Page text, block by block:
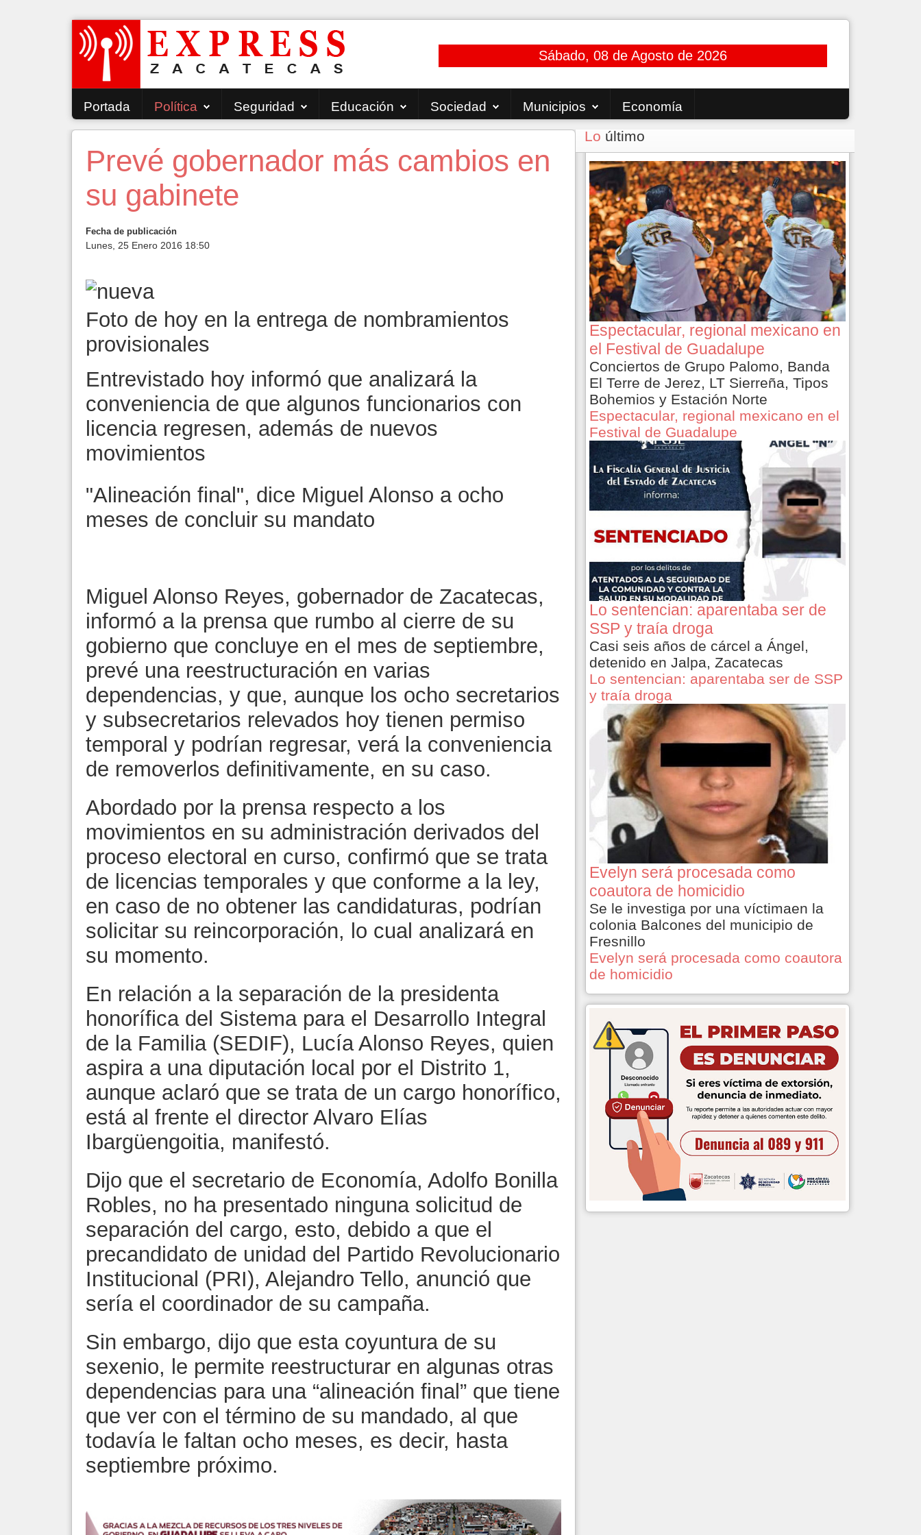
Sábado, 08 de Agosto de 2026
Portada Política Seguridad Educación Sociedad Municipios Economía
Prevé gobernador más cambios en
su gabinete
Fecha de publicación
Lunes, 25 Enero 2016 18:50
Foto de hoy en la entrega de nombramientos
provisionales
Entrevistado hoy informó que analizará la
conveniencia de que algunos funcionarios con
licencia regresen, además de nuevos
movimientos
"Alineación final", dice Miguel Alonso a ocho
meses de concluir su mandato
Miguel Alonso Reyes, gobernador de Zacatecas,
informó a la prensa que rumbo al cierre de su
gobierno que concluye en el mes de septiembre,
prevé una reestructuración en varias
dependencias, y que, aunque los ocho secretarios
y subsecretarios relevados hoy tienen permiso
temporal y podrían regresar, verá la conveniencia
de removerlos definitivamente, en su caso.
Abordado por la prensa respecto a los
movimientos en su administración derivados del
proceso electoral en curso, confirmó que se trata
de licencias temporales y que conforme a la ley,
en caso de no obtener las candidaturas, podrían
solicitar su reincorporación, lo cual analizará en
su momento.
En relación a la separación de la presidenta
honorífica del Sistema para el Desarrollo Integral
de la Familia (SEDIF), Lucía Alonso Reyes, quien
aspira a una diputación local por el Distrito 1,
aunque aclaró que se trata de un cargo honorífico,
está al frente el director Alvaro Elías
Ibargüengoitia, manifestó.
Dijo que el secretario de Economía, Adolfo Bonilla
Robles, no ha presentado ninguna solicitud de
separación del cargo, esto, debido a que el
precandidato de unidad del Partido Revolucionario
Institucional (PRI), Alejandro Tello, anunció que
sería el coordinador de su campaña.
Sin embargo, dijo que esta coyuntura de su
sexenio, le permite reestructurar en algunas otras
dependencias para una “alineación final” que tiene
que ver con el término de su mandado, al que
todavía le faltan ocho meses, es decir, hasta
septiembre próximo.
Lo último
Espectacular, regional mexicano en
el Festival de Guadalupe
Conciertos de Grupo Palomo, Banda
El Terre de Jerez, LT Sierreña, Tipos
Bohemios y Estación Norte
Espectacular, regional mexicano en el
Festival de Guadalupe
Lo sentencian: aparentaba ser de
SSP y traía droga
Casi seis años de cárcel a Ángel,
detenido en Jalpa, Zacatecas
Lo sentencian: aparentaba ser de SSP
y traía droga
Evelyn será procesada como
coautora de homicidio
Se le investiga por una víctimaen la
colonia Balcones del municipio de
Fresnillo
Evelyn será procesada como coautora
de homicidio